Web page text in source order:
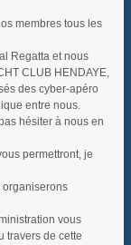
membres tous les
Regatta et nous
CLUB HENDAYE,
des cyber-apéro
entre nous.
hésiter à nous en
permettront, je
organiserons
vous
travers de cette